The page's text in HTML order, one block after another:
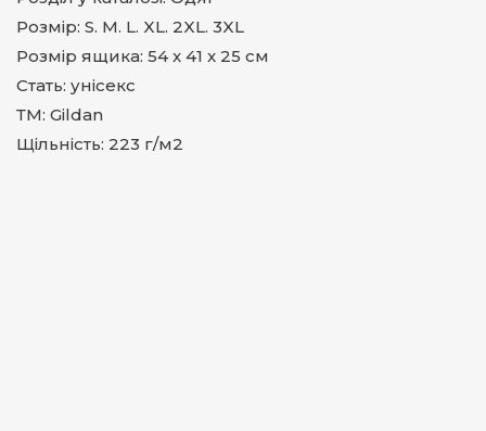
Розмір: S. M. L. XL. 2XL. 3XL
Розмір ящика: 54 x 41 x 25 cм
Стать: унісекс
ТМ: Gildan
Щільність: 223 г/м2